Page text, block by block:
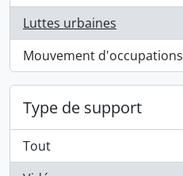
Luttes urbaines
, 1 résultats
Mouvement d'occupations
, 1 résultats
Type de support
Tout